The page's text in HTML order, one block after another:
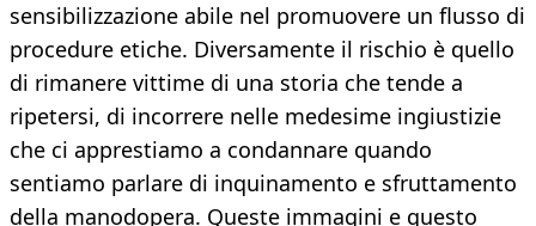
sensibilizzazione abile nel promuovere un flusso di
procedure etiche. Diversamente il rischio è quello
di rimanere vittime di una storia che tende a
ripetersi, di incorrere nelle medesime ingiustizie
che ci apprestiamo a condannare quando
sentiamo parlare di inquinamento e sfruttamento
della manodopera. Queste immagini e questo